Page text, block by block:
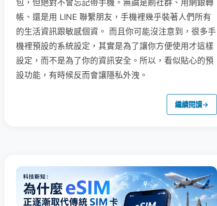
包，但絕對不會忘記帶手機。無論是刷社群、用網銀轉
帳、還是用 LINE 聯繫朋友，手機裡幾乎裝著人們所有
的生活資訊跟敏感個資。 而且你可能沒注意到，很多手
機裡預設的系統設定，其實是為了讓你方便使用才這樣
設定，而不是為了你的資訊安全。所以，看似貼心的預
設功能，有時候反而會讓隱私外洩。
繼續閱讀→